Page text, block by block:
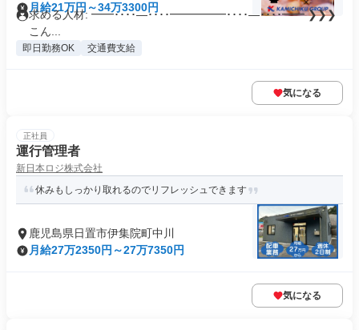
月給21万円～34万3300円
求める人材: ━━････―････━━━━━････―････━━ ❯❯❯
こん...
即日勤務OK 交通費支給
気になる
正社員
運行管理者
新日本ロジ株式会社
休みもしっかり取れるのでリフレッシュできます
鹿児島県日置市伊集院町中川
月給27万2350円～27万7350円
気になる